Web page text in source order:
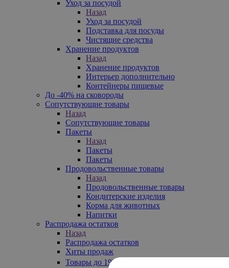
Уход за посудой
Назад
Уход за посудой
Подставка для посуды
Чистящие средства
Хранение продуктов
Назад
Хранение продуктов
Интерьер дополнительно
Контейнеры пищевые
До -40% на сковороды
Сопутствующие товары
Назад
Сопутствующие товары
Пакеты
Назад
Пакеты
Пакеты
Продовольственные товары
Назад
Продовольственные товары
Кондитерские изделия
Корма для животных
Напитки
Распродажа остатков
Назад
Распродажа остатков
Хиты продаж
Товары до 199₽